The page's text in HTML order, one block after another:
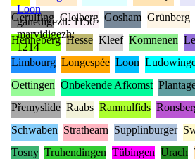
Loon
ganedigezh: 1150
marvidigezh:
1214
Gerulfing Gleiberg Gosham Grünberg
Henneberg Hesse Kleef Komnenen
Limbourg Longespée Loon
Oettingen Onbekende Afkomst
Přemyslide Raabs Ramnulfids
Schwaben Strathearn Supplinburger
Tosny Truhendingen Tübingen Urach